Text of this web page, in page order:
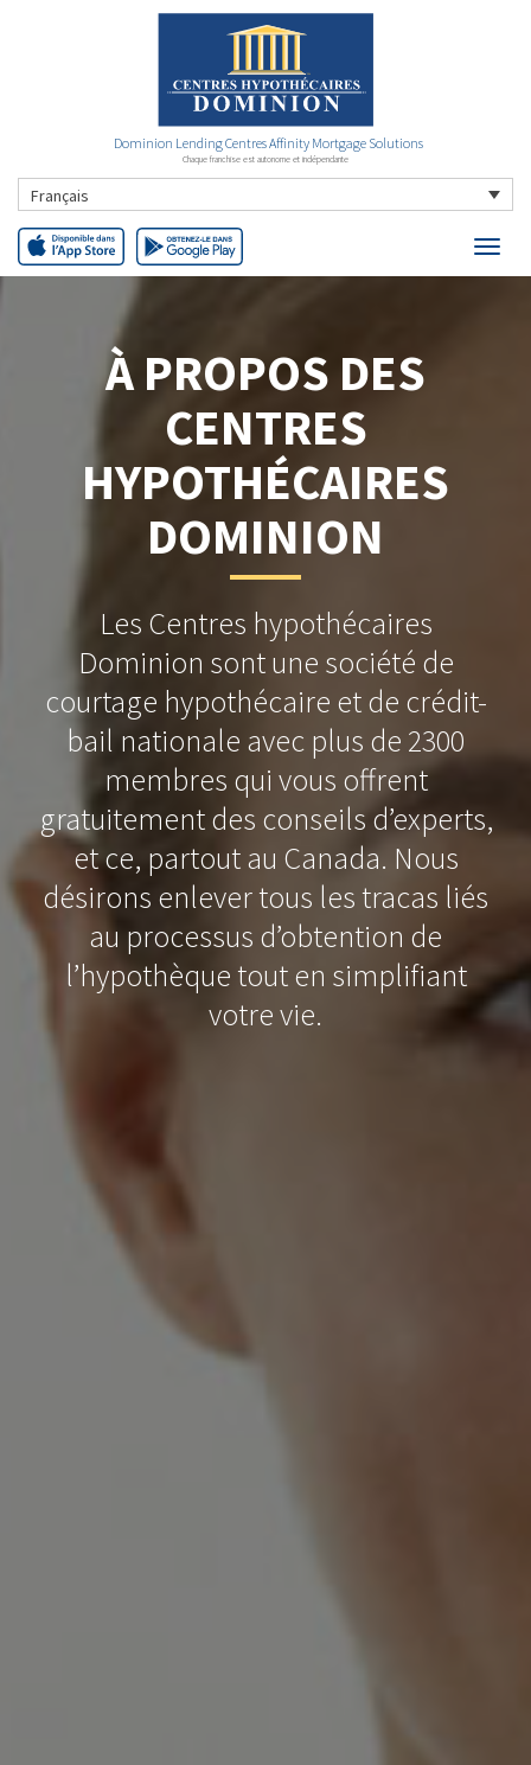
Dominion Lending Centres Affinity Mortgage Solutions
Chaque franchise est autonome et indépendante
Français
À PROPOS DES
CENTRES
HYPOTHÉCAIRES
DOMINION
Les Centres hypothécaires
Dominion sont une société de
courtage hypothécaire et de crédit-
bail nationale avec plus de 2300
membres qui vous offrent
gratuitement des conseils d’experts,
et ce, partout au Canada. Nous
désirons enlever tous les tracas liés
au processus d’obtention de
l’hypothèque tout en simplifiant
votre vie.